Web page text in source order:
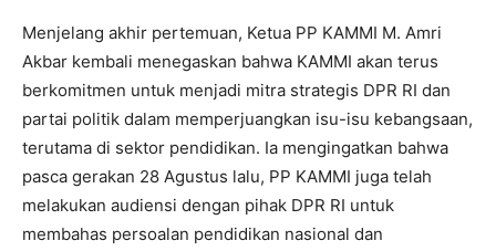
Menjelang akhir pertemuan, Ketua PP KAMMI M. Amri
Akbar kembali menegaskan bahwa KAMMI akan terus
berkomitmen untuk menjadi mitra strategis DPR RI dan
partai politik dalam memperjuangkan isu-isu kebangsaan,
terutama di sektor pendidikan. Ia mengingatkan bahwa
pasca gerakan 28 Agustus lalu, PP KAMMI juga telah
melakukan audiensi dengan pihak DPR RI untuk
membahas persoalan pendidikan nasional dan